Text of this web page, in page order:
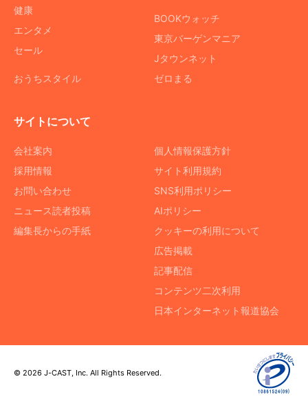
健康
エンタメ
セール
おうちスタイル
BOOKウォッチ
東京バーゲンマニア
Jタウンネット
ゼロまる
サイトについて
会社案内
採用情報
お問い合わせ
ニュース読者投稿
編集長からの手紙
個人情報保護方針
サイト利用規約
SNS利用ポリシー
AIポリシー
クッキーの利用について
広告掲載
記事配信
コンテンツ二次利用
日本インターネット報道協会
© 2026 J-CAST, Inc. All Rights Reserved.